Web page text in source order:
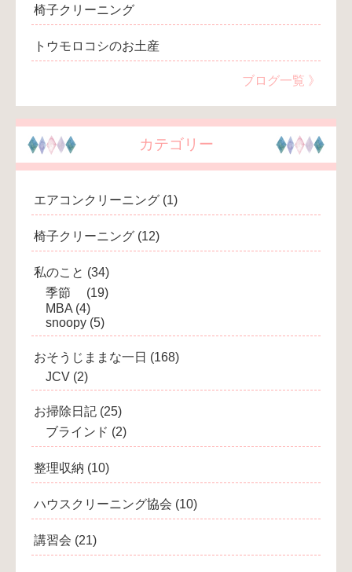
椅子クリーニング
トウモロコシのお土産
ブログ一覧 》
カテゴリー
エアコンクリーニング (1)
椅子クリーニング (12)
私のこと (34)
季節
(19)
MBA (4)
snoopy (5)
おそうじままな一日 (168)
JCV (2)
お掃除日記 (25)
ブラインド (2)
整理収納 (10)
ハウスクリーニング協会 (10)
講習会 (21)